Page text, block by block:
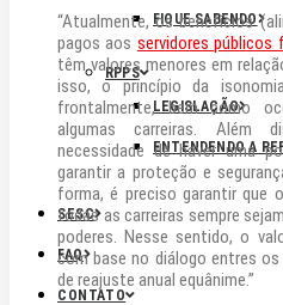
FIQUE SABENDO
RPPS
LEGISLAÇÃO
ENTENDENDO A
SESC
FAQ
CONTATO
“Atualmente, os benefícios
pagos aos servidores públicos
têm valores menores em
isso, o princípio da
frontalmente, bem como
algumas carreiras. Além
necessidade de haver uma
garantir a proteção e
forma, é preciso garantir que
todas as carreiras sempre
poderes. Nesse sentido, o
com base no diálogo entres
de reajuste anual equânime.”